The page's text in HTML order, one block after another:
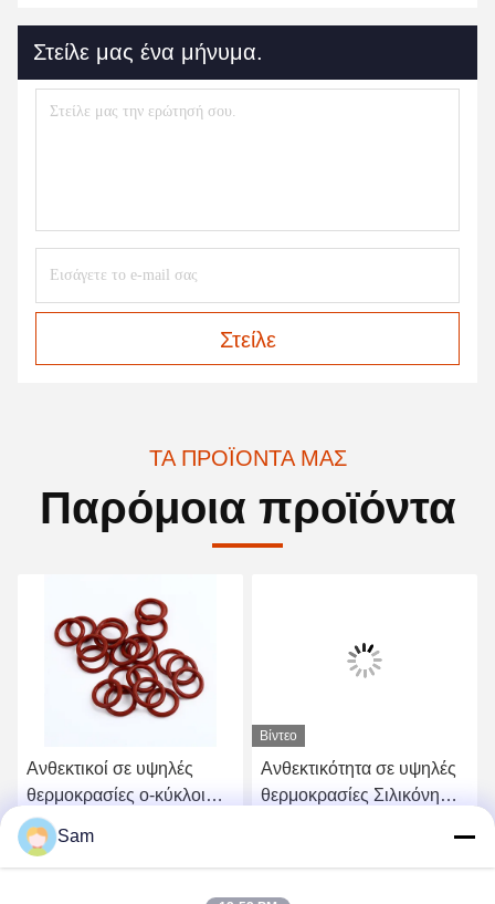
Στείλε μας ένα μήνυμα.
Στείλε
ΤΑ ΠΡΟΪΌΝΤΑ ΜΑΣ
Παρόμοια προϊόντα
Ανθεκτικοί σε υψηλές
θερμοκρασίες ο-κύκλοι
από σιλικόνη για
βιομηχανική χρήση
Βρείτε την καλύτερη τιμή
Βίντεο
Ανθεκτικότητα σε υψηλές
θερμοκρασίες Σιλικόνη
Σφραγιστικό δαχτυλίδι
Sam